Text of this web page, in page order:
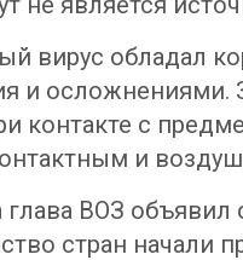
вирус обладал
и осложнениями.
контакте с
и
глава ВОЗ
стран начали